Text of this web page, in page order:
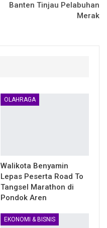
Banten Tinjau Pelabuhan
Merak
OLAHRAGA
Walikota Benyamin
Lepas Peserta Road To
Tangsel Marathon di
Pondok Aren
EKONOMI & BISNIS